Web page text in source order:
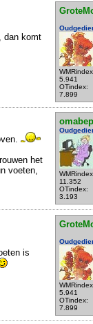
5.941
OTindex:
7.899
dan komt
omabep
11.352
OTindex:
3.193
het
voeten,
5.941
OTindex:
7.899
is